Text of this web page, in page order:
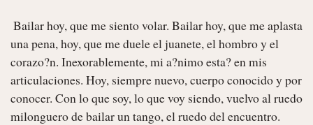
una pena, hoy, que me duele el juanete, el hombro y el
corazo?n. Inexorablemente, mi a?nimo esta? en mis
articulaciones. Hoy, siempre nuevo, cuerpo conocido y por
conocer. Con lo que soy, lo que voy siendo, vuelvo al ruedo
milonguero de bailar un tango, el ruedo del encuentro.